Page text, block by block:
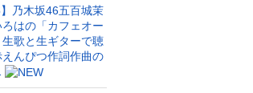
】乃木坂46五百城茉
はの「カフェオー
生歌と生ギターで聴
んぴつ作詞作曲の